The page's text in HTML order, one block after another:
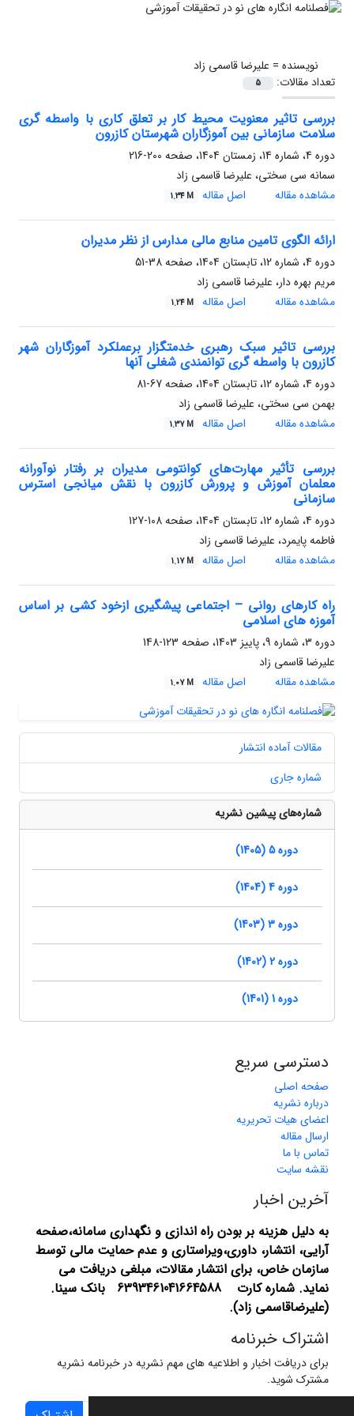
نویسنده = علیرضا قاسمی زاد
تعداد مقالات:
5
بررسی تاثیر معنویت محیط کار بر تعلق کاری با واسطه گری
سلامت سازمانی بین آموزگاران شهرستان کازرون
دوره 4، شماره 14، زمستان 1404، صفحه
200-216
سمانه سی سختی، علیرضا قاسمی زاد
مشاهده مقاله
اصل مقاله 1.34 M
ارائه الگوی تامین منابع مالی مدارس از نظر مدیران
دوره 4، شماره 12، تابستان 1404، صفحه
38-51
مریم بهره دار، علیرضا قاسمی زاد
مشاهده مقاله
اصل مقاله 1.24 M
بررسی تاثیر سبک رهبری خدمتگزار برعملکرد آموزگاران شهر
کازرون با واسطه گری توانمندی شغلی آنها
دوره 4، شماره 12، تابستان 1404، صفحه
67-81
بهمن سی سختی، علیرضا قاسمی زاد
مشاهده مقاله
اصل مقاله 1.37 M
بررسی تأثیر مهارت‌های کوانتومی مدیران بر رفتار نوآورانه
معلمان آموزش و پرورش کازرون با نقش میانجی استرس
سازمانی
دوره 4، شماره 12، تابستان 1404، صفحه
108-127
فاطمه پایمرد، علیرضا قاسمی زاد
مشاهده مقاله
اصل مقاله 1.17 M
راه کارهای روانی – اجتماعی پیشگیری ازخود کشی بر اساس
آموزه های اسلامی
دوره 3، شماره 9، پاییز 1403، صفحه
123-148
علیرضا قاسمی زاد
مشاهده مقاله
اصل مقاله 1.07 M
مقالات آماده انتشار
شماره جاری
شماره‌های پیشین نشریه
دوره 5 (1405)
دوره 4 (1404)
دوره 3 (1403)
دوره 2 (1402)
دوره 1 (1401)
دسترسی سریع
صفحه اصلی
درباره نشریه
اعضای هیات تحریریه
ارسال مقاله
تماس با ما
نقشه سایت
آخرین اخبار
به دلیل هزینه بر بودن راه اندازی و نگهداری سامانه،صفحه
آرایی، انتشار، داوری،ویراستاری و عدم حمایت مالی توسط
سازمان خاص، برای انتشار مقالات، مبلغی دریافت می
نماید.
شماره کارت 6393461041664588 بانک سینا.
(علیرضاقاسمی زاد).
اشتراک خبرنامه
برای دریافت اخبار و اطلاعیه های مهم نشریه در خبرنامه نشریه
مشترک شوید.